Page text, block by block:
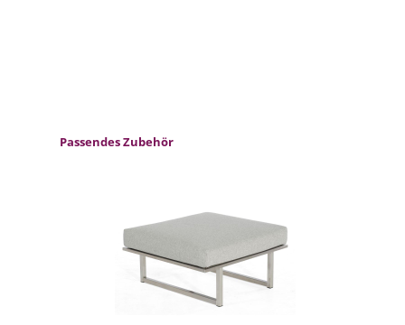
Produktgalerie überspringen
Passendes Zubehör